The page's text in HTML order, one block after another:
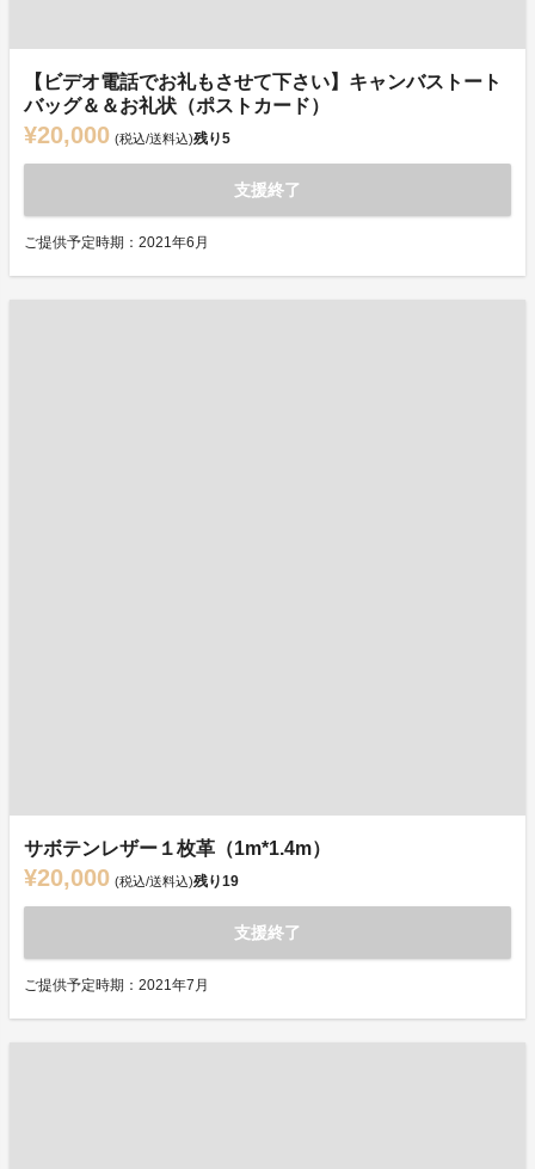
【ビデオ電話でお礼もさせて下さい】キャンバストート
バッグ＆＆お礼状（ポストカード）
¥20,000 (税込/送料込)残り5
支援終了
ご提供予定時期：2021年6月
サボテンレザー１枚革（1m*1.4m）
¥20,000 (税込/送料込)残り19
支援終了
ご提供予定時期：2021年7月